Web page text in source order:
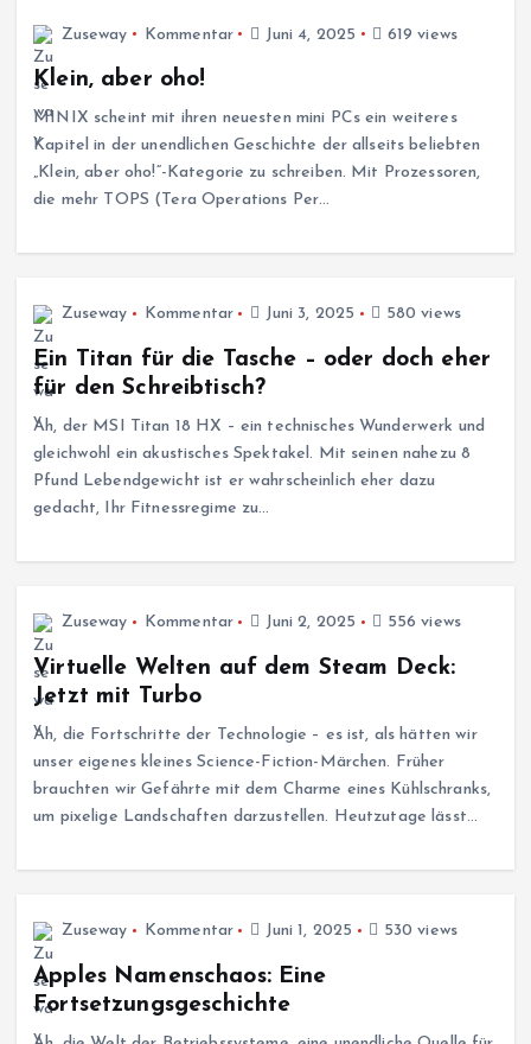
Zuseway Kommentar Juni 4, 2025 619 views
Klein, aber oho!
MINIX scheint mit ihren neuesten mini PCs ein weiteres
Kapitel in der unendlichen Geschichte der allseits beliebten
„Klein, aber oho!“-Kategorie zu schreiben. Mit Prozessoren,
die mehr TOPS (Tera Operations Per…
Zuseway Kommentar Juni 3, 2025 580 views
Ein Titan für die Tasche – oder doch eher
für den Schreibtisch?
Ah, der MSI Titan 18 HX – ein technisches Wunderwerk und
gleichwohl ein akustisches Spektakel. Mit seinen nahezu 8
Pfund Lebendgewicht ist er wahrscheinlich eher dazu
gedacht, Ihr Fitnessregime zu…
Zuseway Kommentar Juni 2, 2025 556 views
Virtuelle Welten auf dem Steam Deck:
Jetzt mit Turbo
Ah, die Fortschritte der Technologie – es ist, als hätten wir
unser eigenes kleines Science-Fiction-Märchen. Früher
brauchten wir Gefährte mit dem Charme eines Kühlschranks,
um pixelige Landschaften darzustellen. Heutzutage lässt…
Zuseway Kommentar Juni 1, 2025 530 views
Apples Namenschaos: Eine
Fortsetzungsgeschichte